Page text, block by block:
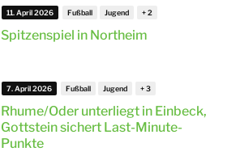
Spitzenspiel in Northeim
11. April 2026 Fußball Jugend
Rhume/Oder unterliegt in Einbeck,
Gottstein sichert Last-Minute-
Punkte
7. April 2026 Fußball Jugend